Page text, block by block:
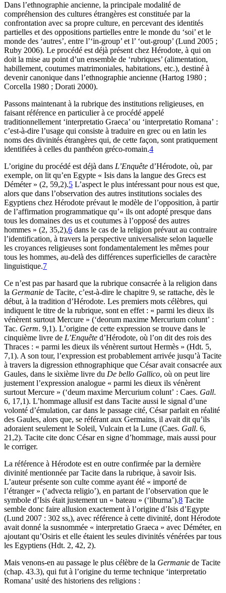
Dans l’ethnographie ancienne, la principale modalité de
compréhension des cultures étrangères est constituée par la
confrontation avec sa propre culture, en percevant des identités
partielles et des oppositions partielles entre le monde du ‘soi’ et le
monde des ‘autres’, entre l’‘in-group’ et l’ ‘out-group’ (Lund 2005 ;
Ruby 2006). Le procédé est déjà présent chez Hérodote, à qui on
doit la mise au point d’un ensemble de ‘rubriques’ (alimentation,
habillement, coutumes matrimoniales, habitations, etc.), destiné à
devenir canonique dans l’ethnographie ancienne (Hartog 1980 ;
Corcella 1980 ; Dorati 2000).
Passons maintenant à la rubrique des institutions religieuses, en
faisant référence en particulier à ce procédé appelé
traditionnellement ‘interpretatio Graeca’ ou ‘interpretatio Romana’ :
c’est-à-dire l’usage qui consiste à traduire en grec ou en latin les
noms des divinités étrangères qui, de cette façon, sont pratiquement
identifiées à celles du panthéon gréco-romain.4
L’origine du procédé est déjà dans L’Enquête d’Hérodote, où, par
exemple, on lit qu’en Egypte « Isis dans la langue des Grecs est
Déméter » (2, 59,2).5 L’aspect le plus intéressant pour nous est que,
alors que dans l’observation des autres institutions sociales des
Egyptiens chez Hérodote prévaut le modèle de l’opposition, à partir
de l’affirmation programmatique qu’« ils ont adopté presque dans
tous les domaines des us et coutumes à l’opposé des autres
hommes » (2, 35,2),6 dans le cas de la religion prévaut au contraire
l’identification, à travers la perspective universaliste selon laquelle
les croyances religieuses sont fondamentalement les mêmes pour
tous les hommes, au-delà des différences superficielles de caractère
linguistique.7
Ce n’est pas par hasard que la rubrique consacrée à la religion dans
la Germanie de Tacite, c’est-à-dire le chapitre 9, se rattache, dès le
début, à la tradition d’Hérodote. Les premiers mots célèbres, qui
indiquent le titre de la rubrique, sont en effet : « parmi les dieux ils
vénèrent surtout Mercure » (‘deorum maxime Mercurium colunt’ :
Tac. Germ. 9,1). L’origine de cette expression se trouve dans le
cinquième livre de L’Enquête d’Hérodote, où l’on dit des rois des
Thraces : « parmi les dieux ils vénèrent surtout Hermès » (Hdt. 5,
7,1). A son tour, l’expression est probablement arrivée jusqu’à Tacite
à travers la digression ethnographique que César avait consacrée aux
Gaules, dans le sixième livre du De bello Gallico, où on peut lire
justement l’expression analogue « parmi les dieux ils vénèrent
surtout Mercure » (‘deum maxime Mercurium colunt’ : Caes. Gall.
6, 17,1). L’hommage allusif est dans Tacite aussi le signal d’une
volonté d’émulation, car dans le passage cité, César parlait en réalité
des Gaules, alors que, se référant aux Germains, il avait dit qu’ils
adoraient seulement le Soleil, Vulcain et la Lune (Caes. Gall. 6,
21,2). Tacite cite donc César en signe d’hommage, mais aussi pour
le corriger.
La référence à Hérodote est en outre confirmée par la dernière
divinité mentionnée par Tacite dans la rubrique, à savoir Isis.
L’auteur présente son culte comme ayant été « importé de
l’étranger » (‘advecta religio’), en partant de l’observation que le
symbole d’Isis était justement un « bateau » (‘liburna’).8 Tacite
semble donc faire allusion exactement à l’origine d’Isis d’Egypte
(Lund 2007 : 302 ss,), avec référence à cette divinité, dont Hérodote
avait donné la susnommée « interpretatio Graeca » avec Déméter, en
ajoutant qu’Osiris et elle étaient les seules divinités vénérées par tous
les Egyptiens (Hdt. 2, 42, 2).
Mais venons-en au passage le plus célèbre de la Germanie de Tacite
(chap. 43.3), qui fut à l’origine du terme technique ‘interpretatio
Romana’ usité des historiens des religions :